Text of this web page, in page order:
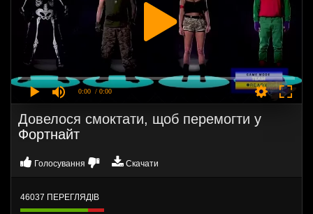
0:00 / 0:00
Довелося смоктати, щоб перемогти у
Фортнайт
Голосування Скачати
46037 ПЕРЕГЛЯДІВ